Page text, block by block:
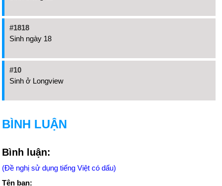
#1818
Sinh ngày 18
#10
Sinh ở Longview
BÌNH LUẬN
Bình luận:
(Đề nghị sử dụng tiếng Việt có dấu)
Tên bạn: